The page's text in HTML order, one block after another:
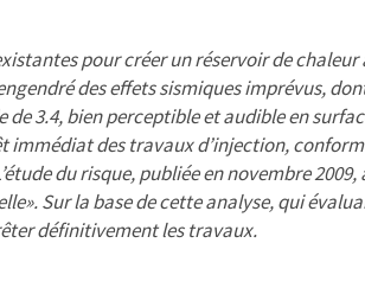
pour créer un réservoir de
des effets sismiques imprévus,
de 3.4, bien perceptible et audible en
immédiat des travaux d’injection,
du risque, publiée en novembre
Sur la base de cette analyse, qui
définitivement les travaux.